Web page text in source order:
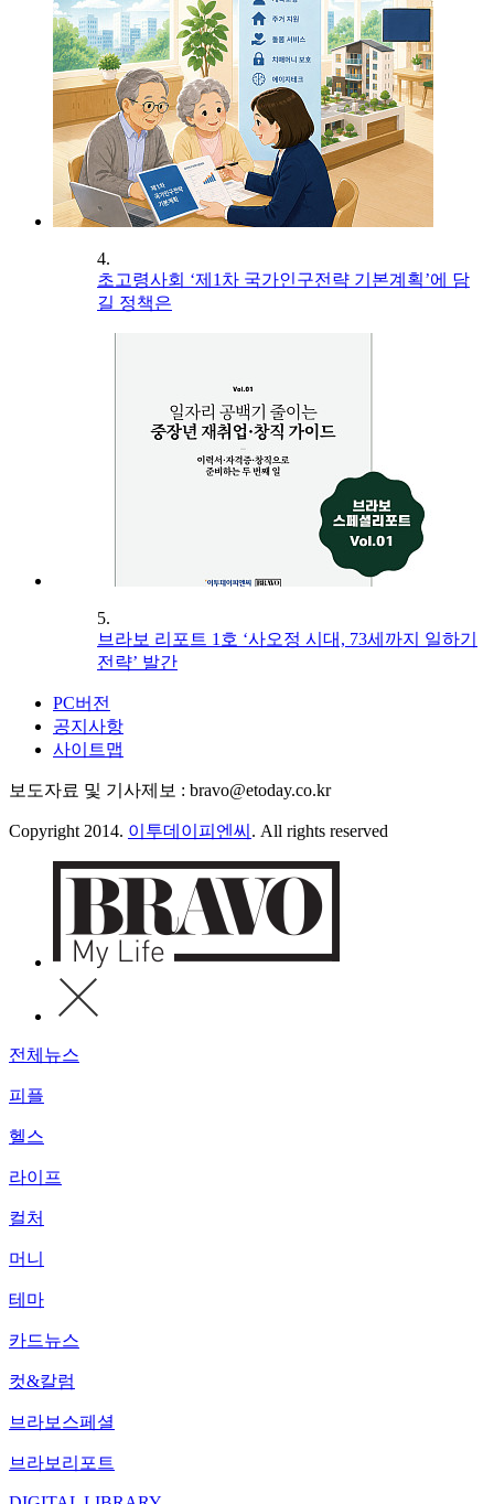
4.
초고령사회 ‘제1차 국가인구전략 기본계획’에 담
길 정책은
5.
브라보 리포트 1호 ‘사오정 시대, 73세까지 일하기
전략’ 발간
PC버전
공지사항
사이트맵
보도자료 및 기사제보 : bravo@etoday.co.kr
Copyright 2014. 이투데이피엔씨 . All rights reserved
전체뉴스
피플
헬스
라이프
컬처
머니
테마
카드뉴스
컷&칼럼
브라보스페셜
브라보리포트